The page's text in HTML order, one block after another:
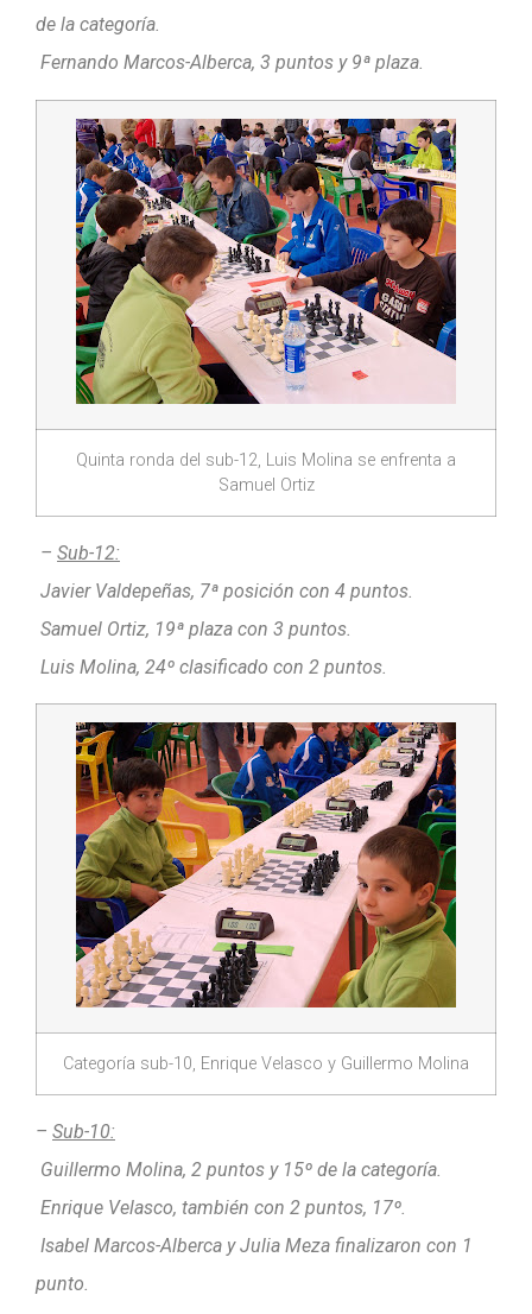
de la categoría.
Fernando Marcos-Alberca, 3 puntos y 9ª plaza.
Quinta ronda del sub-12, Luis Molina se enfrenta a
Samuel Ortiz
– Sub-12:
Javier Valdepeñas, 7ª posición con 4 puntos.
Samuel Ortiz, 19ª plaza con 3 puntos.
Luis Molina, 24º clasificado con 2 puntos.
Categoría sub-10, Enrique Velasco y Guillermo Molina
– Sub-10:
Guillermo Molina, 2 puntos y 15º de la categoría.
Enrique Velasco, también con 2 puntos, 17º.
Isabel Marcos-Alberca y Julia Meza finalizaron con 1
punto.